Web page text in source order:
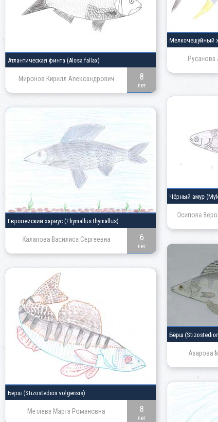
Мелкочешуйный
Атлантическая финта (Alosa fallax)
Миронов Кирилл Александрович 8
лет
Чёрный амур
Осипова
Европейский хариус (Thymallus thymallus)
Калапова Василиса Сергеевна 6
лет
Бёрш
Азарова
Бёрш (Stizostedion volgensis)
Метлева Марта Романовна 8
лет